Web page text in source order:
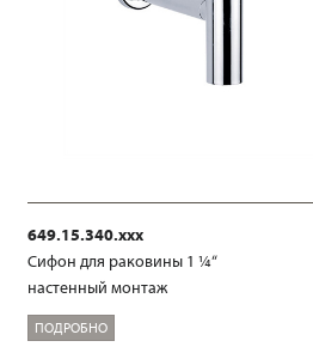
649.15.340.xxx
Сифон для раковины 1 ¼“
настенный монтаж
ПОДРОБНО